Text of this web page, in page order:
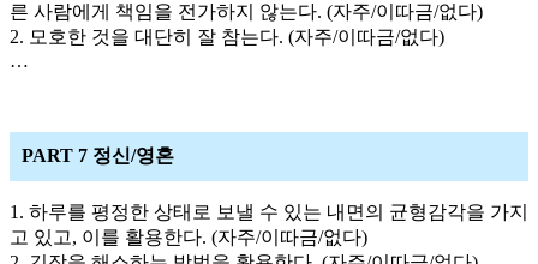
른 사람에게 책임을 전가하지 않는다. (자주/이따금/없다)
2. 모호한 것을 대단히 잘 참는다. (자주/이따금/없다)
…
PART 7 정신/영혼
1. 하루를 평정한 상태로 보낼 수 있는 내면의 균형감각을 가지
고 있고, 이를 활용한다. (자주/이따금/없다)